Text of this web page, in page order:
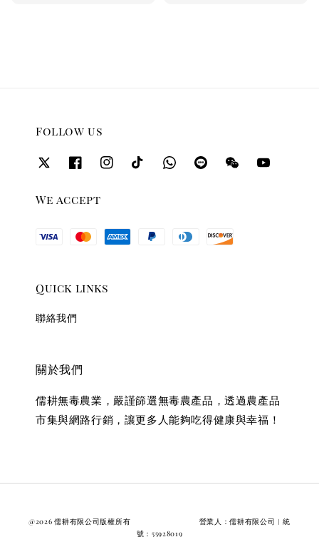
Follow us
We accept
Quick links
聯絡我們
關於我們
儒耕無毒農業，嚴謹篩選無毒農產品，透過農產品
市集與網路行銷，讓更多人能夠吃得健康與幸福！
@2026 儒耕有限公司版權所有 營業人：儒耕有限公司︱統
號：55928019